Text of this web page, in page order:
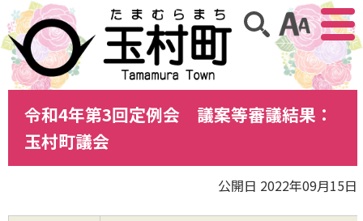
アクセ
サイト内検索
令和4年第3回定例会 議案等審議結果：
玉村町議会
公開日 2022年09月15日